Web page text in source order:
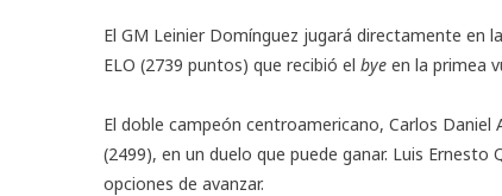
El GM Leinier Domínguez jugará directamente en
ELO (2739 puntos) que recibió el bye en la primea
El doble campeón centroamericano, Carlos
(2499), en un duelo que puede ganar. Luis
opciones de avanzar.